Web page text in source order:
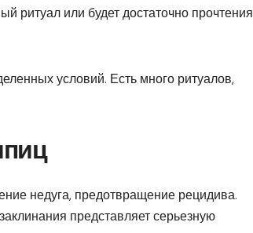
ритуал или будет достаточно прочтения
условий. Есть много ритуалов,
недуга, предотвращение рецидива.
представляет серьезную